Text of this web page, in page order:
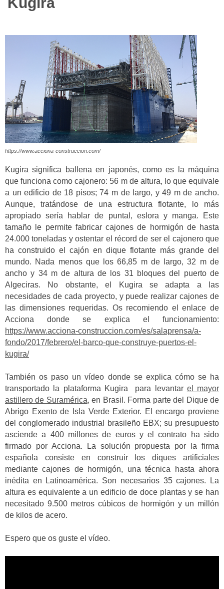
https://www.acciona-construccion.com/
Kugira significa ballena en japonés, como es la máquina
que funciona como cajonero: 56 m de altura, lo que equivale
a un edificio de 18 pisos; 74 m de largo, y 49 m de ancho.
Aunque, tratándose de una estructura flotante, lo más
apropiado sería hablar de puntal, eslora y manga. Este
tamaño le permite fabricar cajones de hormigón de hasta
24.000 toneladas y ostentar el récord de ser el cajonero que
ha construido el cajón en dique flotante más grande del
mundo. Nada menos que los 66,85 m de largo, 32 m de
ancho y 34 m de altura de los 31 bloques del puerto de
Algeciras. No obstante, el Kugira se adapta a las
necesidades de cada proyecto, y puede realizar cajones de
las dimensiones requeridas. Os recomiendo el enlace de
Acciona donde se explica el funcionamiento:
https://www.acciona-construccion.com/es/salaprensa/a-
fondo/2017/febrero/el-barco-que-construye-puertos-el-
kugira/
También os paso un vídeo donde se explica cómo se ha
transportado la plataforma Kugira para levantar el mayor
astillero de Suramérica, en Brasil. Forma parte del Dique de
Abrigo Exento de Isla Verde Exterior. El encargo proviene
del conglomerado industrial brasileño EBX; su presupuesto
asciende a 400 millones de euros y el contrato ha sido
firmado por Acciona. La solución propuesta por la firma
española consiste en construir los diques artificiales
mediante cajones de hormigón, una técnica hasta ahora
inédita en Latinoamérica. Son necesarios 35 cajones. La
altura es equivalente a un edificio de doce plantas y se han
necesitado 9.500 metros cúbicos de hormigón y un millón
de kilos de acero.
Espero que os guste el vídeo.